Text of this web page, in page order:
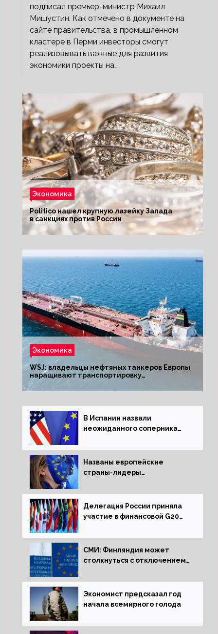
подписал премьер-министр Михаил
Мишустин. Как отмечено в документе на
сайте правительства, в промышленном
кластере в Перми инвесторы смогут
реализовывать важные для развития
экономики проекты на…
Экономика
Politico нашел крупную лазейку Запада
в санкциях против России
Экономика
WSJ: владельцы нефтяных танкеров Европы
наращивают транспортировку
из РФ до санкций
В Испании назвали
неожиданного соперника
Названы европейские
страны-лидеры
активов
Делегация России приняла
участие в финансовой G20
СМИ: Финляндия может
столкнуться с отключением
Экономист предсказал год
начала всемирного голода